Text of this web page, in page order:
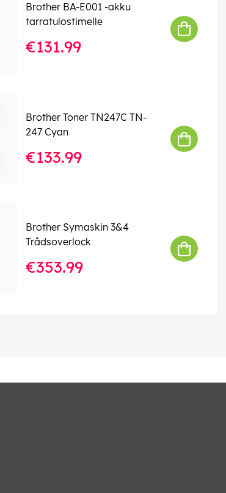
Brother BA-E001 -akku
tarratulostimelle
€131.99
Brother Toner TN247C TN-
247 Cyan
€133.99
Brother Symaskin 3&4
Trådsoverlock
€353.99